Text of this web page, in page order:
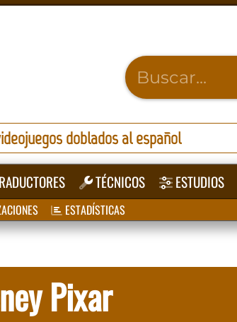
doblados al español
TÉCNICOS ESTUDIOS
ESTADÍSTICAS
Pixar